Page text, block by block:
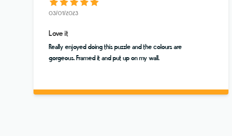
03/01/2023
Love it
Really enjoyed doing this puzzle and the colours are
gorgeous. Framed it and put up on my wall.